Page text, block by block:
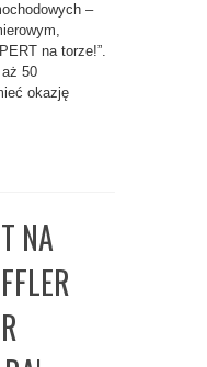
–
na torze!”.
50
okazję
NA